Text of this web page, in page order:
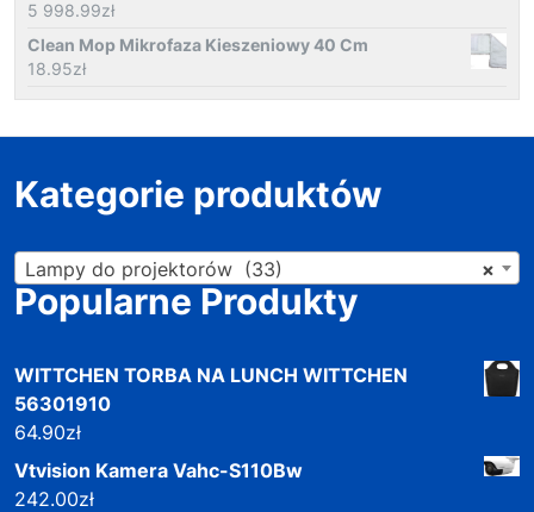
5 998.99zł
Clean Mop Mikrofaza Kieszeniowy 40 Cm
18.95zł
Kategorie produktów
×
Lampy do projektorów (33)
Popularne Produkty
WITTCHEN TORBA NA LUNCH WITTCHEN
56301910
64.90zł
Vtvision Kamera Vahc-S110Bw
242.00zł